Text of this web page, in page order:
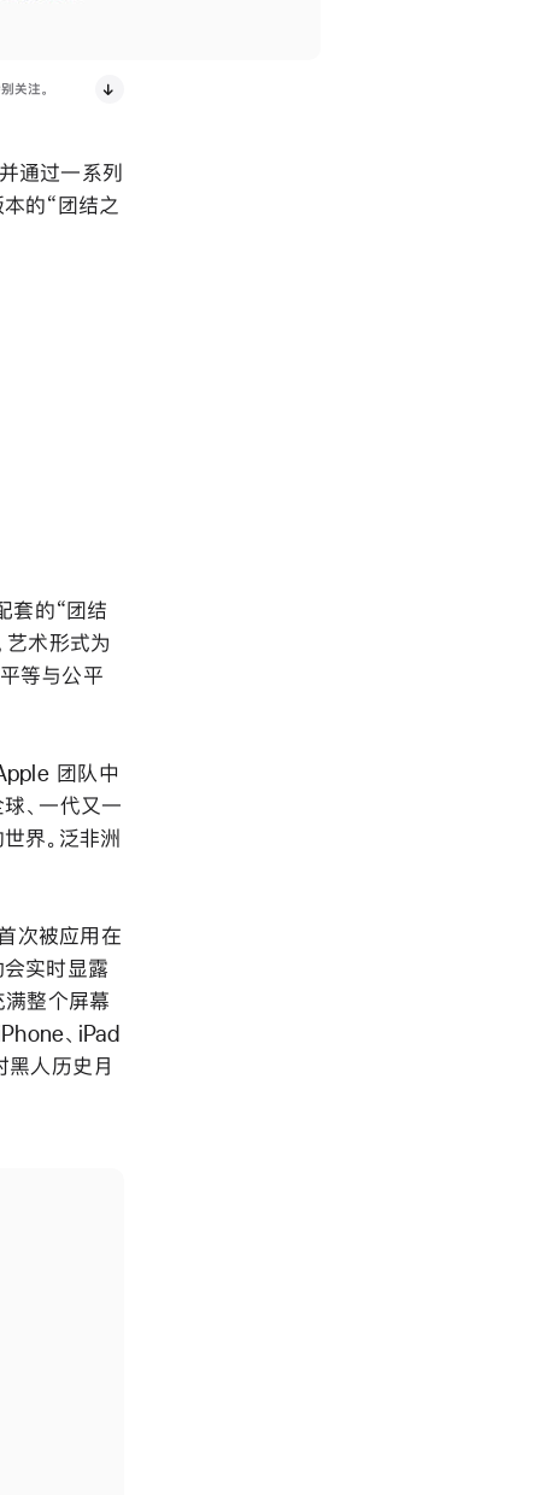
关注。
通过一系列
的“团结之
套的“团结
艺术形式为
等与公平
团队中
、一代又一
界。泛非洲
次被应用在
会实时显露
满整个屏幕
、iPad
黑人历史月